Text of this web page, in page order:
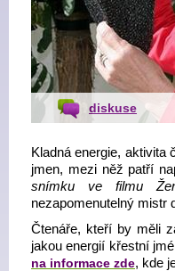
diskuse
Kladná energie, aktivita
jmen, mezi něž patří
snímku ve filmu
nezapomenutelný mistr
Čtenáře, kteří by měli
jakou energií křestní
na informace zde, kde